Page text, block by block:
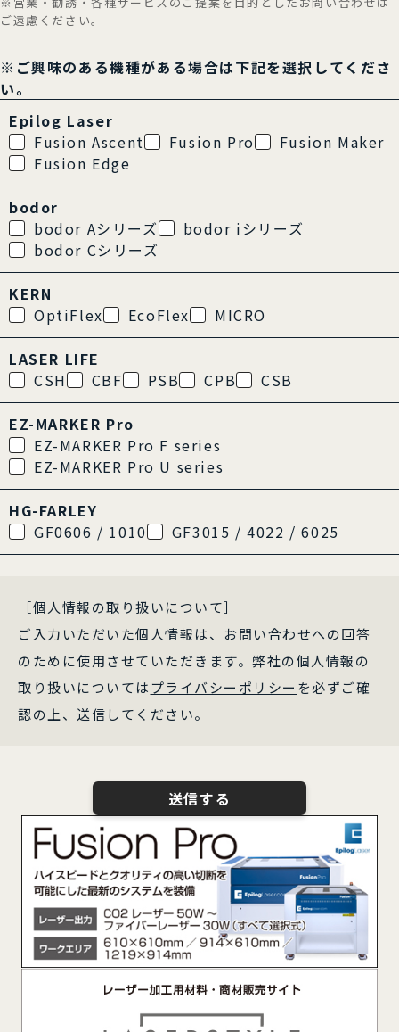
ご遠慮ください。
※ご興味のある機種がある場合は下記を選択してくださ
い。
Epilog Laser
Fusion Ascent
Fusion Pro
Fusion Maker
Fusion Edge
bodor
bodor Aシリーズ
bodor iシリーズ
bodor Cシリーズ
KERN
OptiFlex
EcoFlex MICRO
LASER LIFE
CSH
CBF PSB CPB CSB
EZ-MARKER Pro
EZ-MARKER Pro F series
EZ-MARKER Pro U series
HG-FARLEY
GF0606 / 1010
GF3015 / 4022 / 6025
［個人情報の取り扱いについて］
ご入力いただいた個人情報は、お問い合わせへの回答
のために使用させていただきます。弊社の個人情報の
取り扱いについてはプライバシーポリシー を必ずご確
認の上、送信してください。
送信する